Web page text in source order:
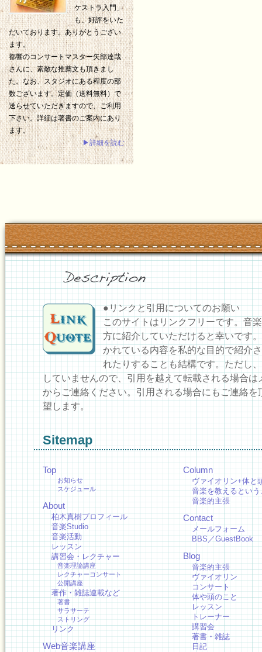
ケストラ入門」
も、好評をいた
だいております。ありがとうござい
ます。
都響のコンサートマスター矢部達哉
さんに、素敵な推薦文も頂きまし
た。なお、スタジオにある程度の部
数ございます。定価（送料無料）で
送らせていただきますので、ご利用
下さい。詳細は著書のご案内にあり
ます。
▶詳細を読む
●リンクと引用についてのお願い
このサイトはリンクフリーです。音
方に紹介していただけると幸いです
かれている内容を私的な目的で紹介
れたりすることも結構です。ただし
していませんので、引用を越えて転載される場合は
からご連絡ください。引用される場合にもご連絡を
望します。
Sitemap
Top
お知らせ
スケジュール
About
柏木真樹プロフィール
音楽Studio
音楽活動
レッスン
講習会・レクチャー
音楽理論講座
レクチャーコンサート
公開講座
著作・雑誌連載など
著書
サラサーテ
ストリング
リンク
Web音楽講座
Column
ヴァイオリン+体と
音楽を教えるという
音楽的主張
Contact
メールフォーム
BBS／GuestBook
Blog
音楽的主張
ヴァイオリン
コンサート
体や頭のこと
レッスン
トレーナー
講習会
著書・雑誌
日記